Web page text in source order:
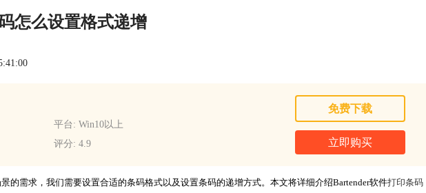
怎么设置格式递增
平台: Win10以上
评分: 4.9
免费下载
立即购买
需求，我们需要设置合适的条码格式以及设置条码的递增方式。本文将详细介绍Bartender软件打印条码